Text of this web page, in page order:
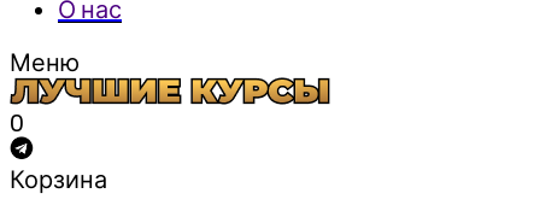
О нас
Меню
0
Корзина